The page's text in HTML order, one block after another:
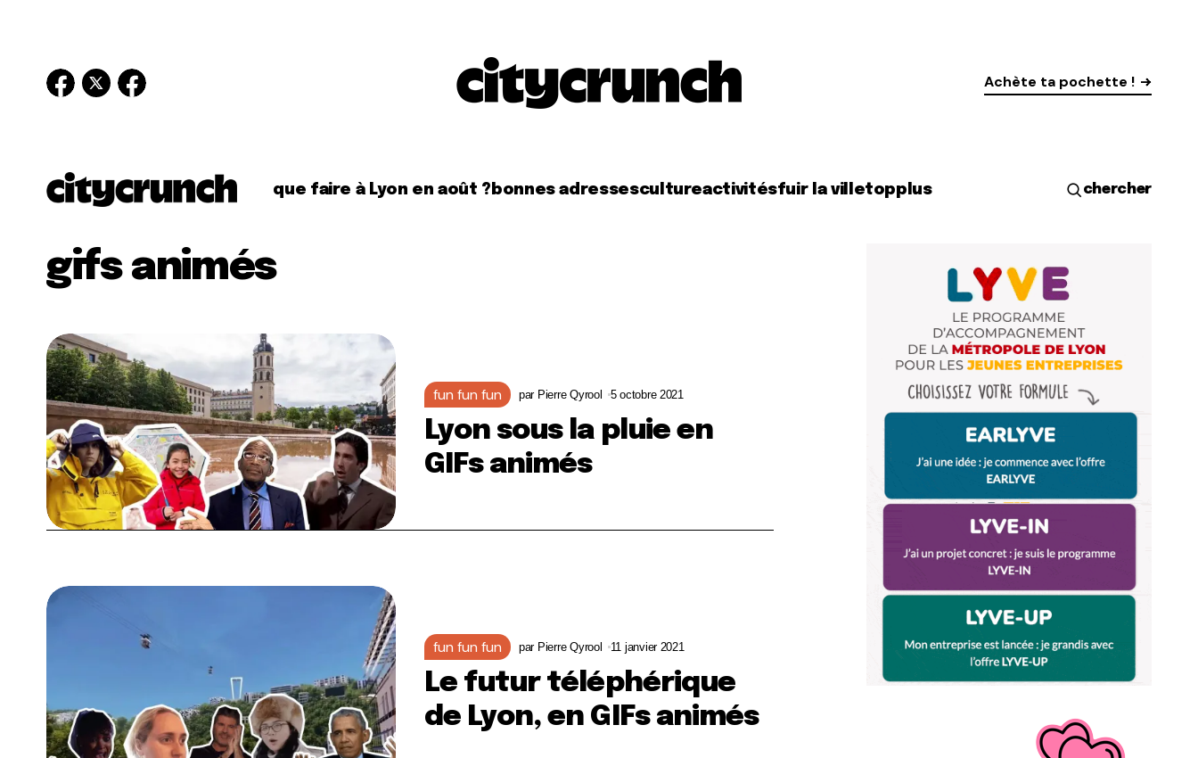
Achète ta pochette !
que faire à Lyon en août ? bonnes adressescultureactivitésfuir la villetopplus chercher
gifs animés
fun fun fun par Pierre Qyrool 5 octobre 2021
Lyon sous la pluie en
GIFs animés
fun fun fun par Pierre Qyrool 11 janvier 2021
Le futur téléphérique
de Lyon, en GIFs animés